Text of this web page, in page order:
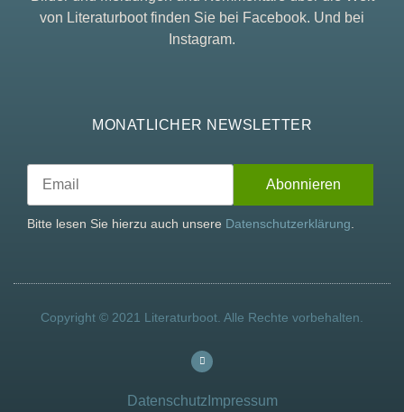
von Literaturboot finden Sie bei Facebook. Und bei
Instagram.
MONATLICHER NEWSLETTER
Bitte lesen Sie hierzu auch unsere Datenschutzerklärung
Copyright © 2021 Literaturboot. Alle Rechte vorbehalten.
Datenschutz Impressum